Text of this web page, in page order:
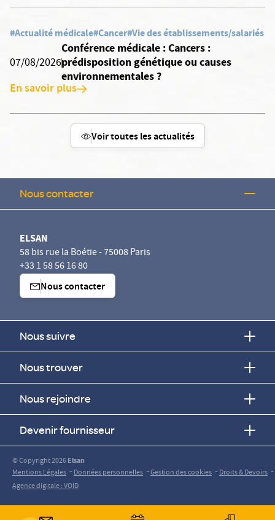
#Actualité médicale#Cancer#Vie des établissements/salariés
07/08/2026
Conférence médicale : Cancers :
prédisposition génétique ou causes
environnementales ?
En savoir plus
Voir toutes les actualités
Nous contacter
ELSAN
58 bis rue la Boétie - 75008 Paris
+33 1 58 56 16 80
Nous contacter
Nous suivre
Nous trouver
Nous rejoindre
Devenir fournisseur
© Copyright 2026Elsan
Mentions Légales -Données personnelles -Gestion des cookies -Droits & Devoirs -
Agence digitale : VOID